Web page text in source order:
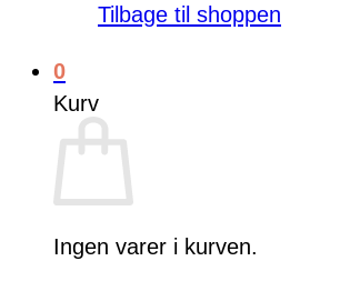
Tilbage til shoppen
0
Kurv
Ingen varer i kurven.